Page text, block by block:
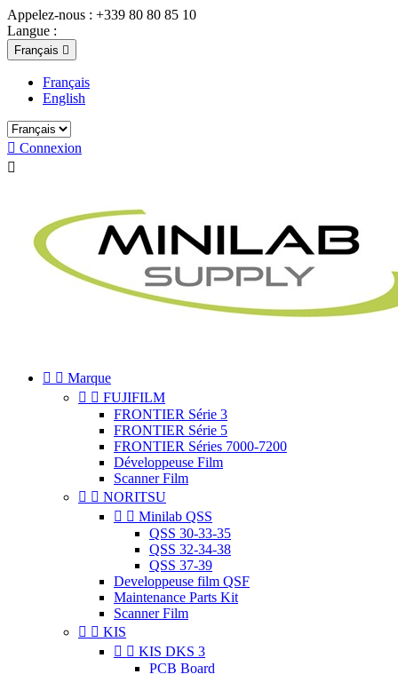
Appelez-nous : +339 80 80 85 10
Langue :
Français 
Français
English
 Connexion

  Marque
  FUJIFILM
FRONTIER Série 3
FRONTIER Série 5
FRONTIER Séries 7000-7200
Développeuse Film
Scanner Film
  NORITSU
  Minilab QSS
QSS 30-33-35
QSS 32-34-38
QSS 37-39
Developpeuse film QSF
Maintenance Parts Kit
Scanner Film
  KIS
  KIS DKS 3
PCB Board